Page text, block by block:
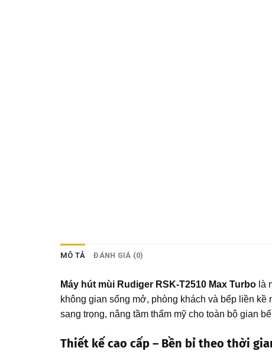
MÔ TẢ ĐÁNH GIÁ (0)
Máy hút mùi Rudiger RSK-T2510 Max Turbo là
không gian sống mở, phòng khách và bếp liền
sang trọng, nâng tầm thẩm mỹ cho toàn bộ gian
Thiết kế cao cấp – Bền bỉ theo thời